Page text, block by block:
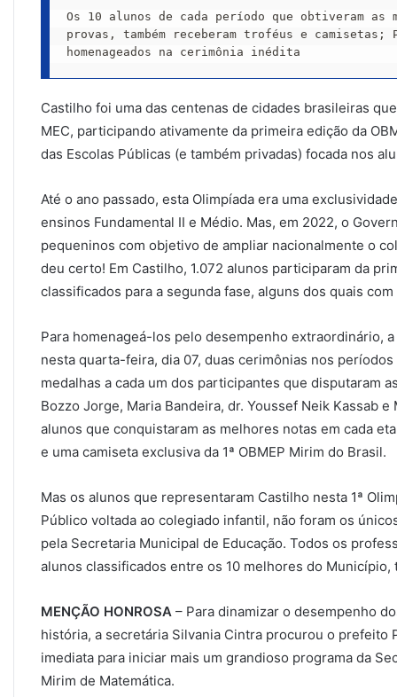
Os 10 alunos de cada período que obtiveram as
provas, também receberam troféus e camisetas;
homenageados na cerimônia inédita
Castilho foi uma das centenas de cidades brasileiras
MEC, participando ativamente da primeira edição da
das Escolas Públicas (e também privadas) focada nos
Até o ano passado, esta Olimpíada era uma
ensinos Fundamental II e Médio. Mas, em 2022, o
pequeninos com objetivo de ampliar nacionalmente o
deu certo! Em Castilho, 1.072 alunos participaram da
classificados para a segunda fase, alguns dos quais
Para homenageá-los pelo desempenho extraordinário,
nesta quarta-feira, dia 07, duas cerimônias nos
medalhas a cada um dos participantes que disputaram
Bozzo Jorge, Maria Bandeira, dr. Youssef Neik Kassab
alunos que conquistaram as melhores notas em cada
e uma camiseta exclusiva da 1ª OBMEP Mirim do Brasil.
Mas os alunos que representaram Castilho nesta 1ª
Público voltada ao colegiado infantil, não foram os
pela Secretaria Municipal de Educação. Todos os
alunos classificados entre os 10 melhores do
MENÇÃO HONROSA – Para dinamizar o desempenho
história, a secretária Silvania Cintra procurou o prefeito
imediata para iniciar mais um grandioso programa da
Mirim de Matemática.